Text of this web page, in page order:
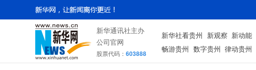
新华通讯社主办
公司官网
股票代码： 603888
新华社看贵州 新观察 新动能
畅游贵州 数字贵州 律动贵州